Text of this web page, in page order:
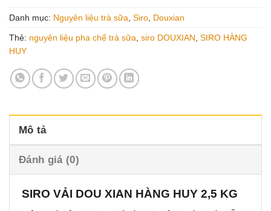
Danh mục: Nguyên liệu trà sữa Siro Douxian
Thẻ: nguyên liệu pha chế trà sữa siro DOUXIAN SIRO HÀNG
HUY
Mô tả
Đánh giá (0)
SIRO VẢI DOU XIAN HÀNG HUY 2,5 KG